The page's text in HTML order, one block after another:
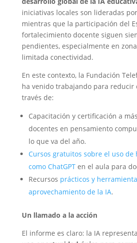
iniciativas locales son lideradas
mientras que la participación del
fortalecimiento docente siguen
pendientes, especialmente en
limitada conectividad.
En este contexto, la Fundación
ha venido trabajando para reducir
través de:
Capacitación y certificación a
docentes en pensamiento
lo que va del año.
Cursos gratuitos sobre el uso de
como ChatGPTen el aula para
Recursos prácticos y
aprovechamiento de la IA.
Un llamado a la acción
El informe es claro: la IA representa